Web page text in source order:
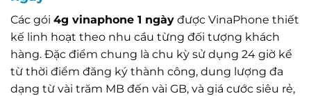
Các gói 4g vinaphone 1 ngày được VinaPhone thiết
kế linh hoạt theo nhu cầu từng đối tượng khách
hàng. Đặc điểm chung là chu kỳ sử dụng 24 giờ kể
từ thời điểm đăng ký thành công, dung lượng đa
dạng từ vài trăm MB đến vài GB, và giá cước siêu rẻ,